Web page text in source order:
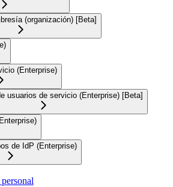
(organización) [Beta]
(Enterprise)
usuarios de servicio (Enterprise) [Beta]
de IdP (Enterprise)